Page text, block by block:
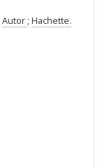
Autor ; Hachette.